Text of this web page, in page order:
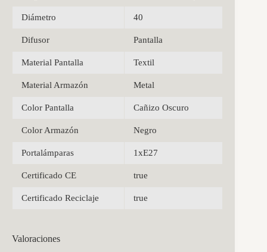
Diámetro 40
Difusor Pantalla
Material Pantalla Textil
Material Armazón Metal
Color Pantalla Cañizo Oscuro
Color Armazón Negro
Portalámparas 1xE27
Certificado CE true
Certificado Reciclaje true
Valoraciones